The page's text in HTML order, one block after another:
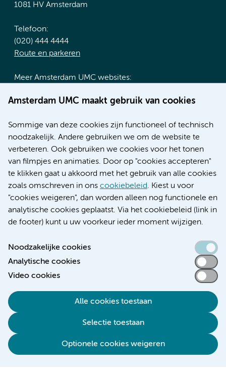
Amsterdam UMC maakt gebruik van cookies
Sommige van deze cookies zijn functioneel of technisch
noodzakelijk. Andere gebruiken we om de website te
verbeteren. Ook gebruiken we cookies voor het tonen
van filmpjes en animaties. Door op "cookies accepteren"
te klikken gaat u akkoord met het gebruik van alle cookies
zoals omschreven in ons cookiebeleid. Kiest u voor
"cookies weigeren", dan worden alleen nog functionele en
analytische cookies geplaatst. Via het cookiebeleid (link in
de footer) kunt u uw voorkeur ieder moment wijzigen.
Noodzakelijke cookies
Analytische cookies
Video cookies
Alle cookies toestaan
Selectie toestaan
Optionele cookies weigeren
1081 HV Amsterdam
Telefoon:
(020) 444 4444
Route en parkeren
Meer Amsterdam UMC websites:
Werken bij Amsterdam UMC
Nieuws
Research
Educatie locatie AMC
Educatie locatie VUmc
Verwijzen & diagnostiek
Toegankelijkheidsverklaring
Responsible disclosure